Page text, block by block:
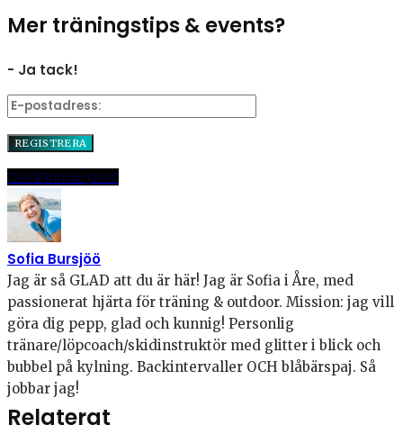
Mer träningstips & events?
- Ja tack!
DelaPinnaE-post
Sofia Bursjöö
Jag är så GLAD att du är här! Jag är Sofia i Åre, med
passionerat hjärta för träning & outdoor. Mission: jag vill
göra dig pepp, glad och kunnig! Personlig
tränare/löpcoach/skidinstruktör med glitter i blick och
bubbel på kylning. Backintervaller OCH blåbärspaj. Så
jobbar jag!
Relaterat